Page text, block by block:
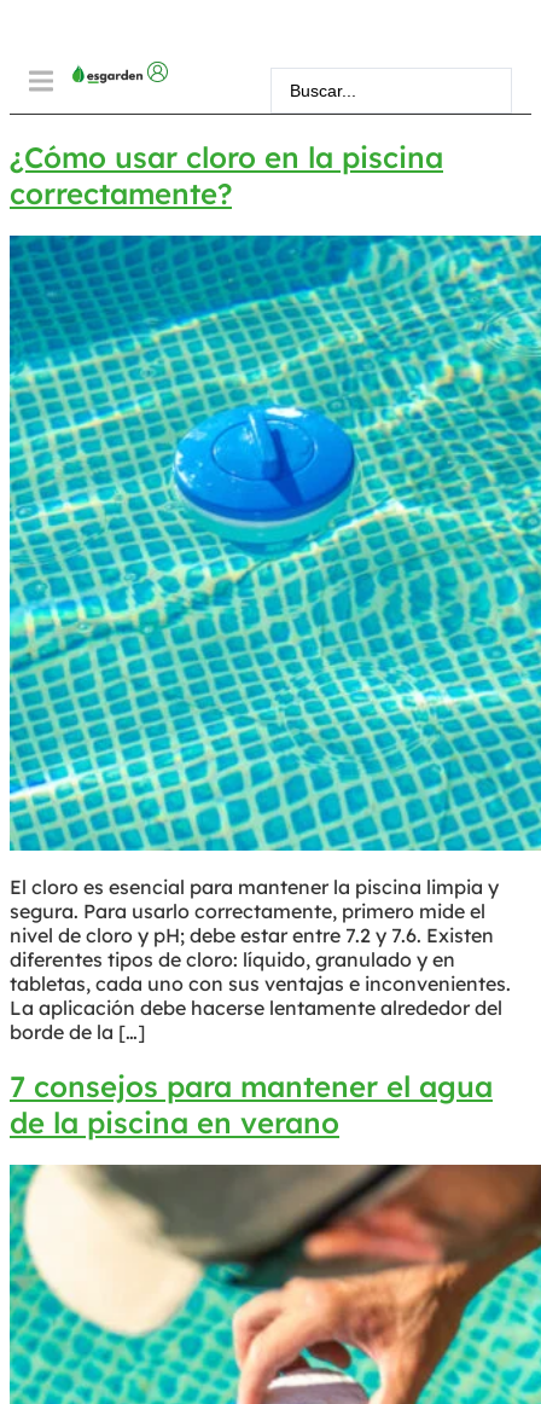
¿Cómo usar cloro en la piscina
correctamente?
El cloro es esencial para mantener la piscina limpia y
segura. Para usarlo correctamente, primero mide el
nivel de cloro y pH; debe estar entre 7.2 y 7.6. Existen
diferentes tipos de cloro: líquido, granulado y en
tabletas, cada uno con sus ventajas e inconvenientes.
La aplicación debe hacerse lentamente alrededor del
borde de la […]
7 consejos para mantener el agua
de la piscina en verano